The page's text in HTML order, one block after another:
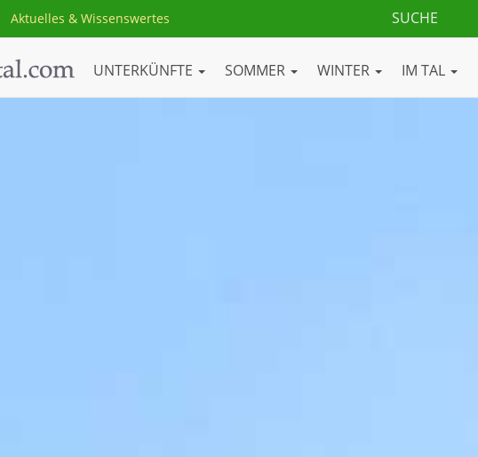
Aktuelles & Wissenswertes
UNTERKÜNFTE SOMMER WINTER IM TAL